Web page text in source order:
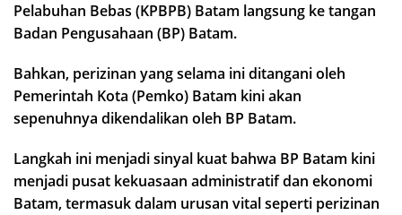
Pelabuhan Bebas (KPBPB) Batam langsung ke tangan
Badan Pengusahaan (BP) Batam.
Bahkan, perizinan yang selama ini ditangani oleh
Pemerintah Kota (Pemko) Batam kini akan
sepenuhnya dikendalikan oleh BP Batam.
Langkah ini menjadi sinyal kuat bahwa BP Batam kini
menjadi pusat kekuasaan administratif dan ekonomi
Batam, termasuk dalam urusan vital seperti perizinan